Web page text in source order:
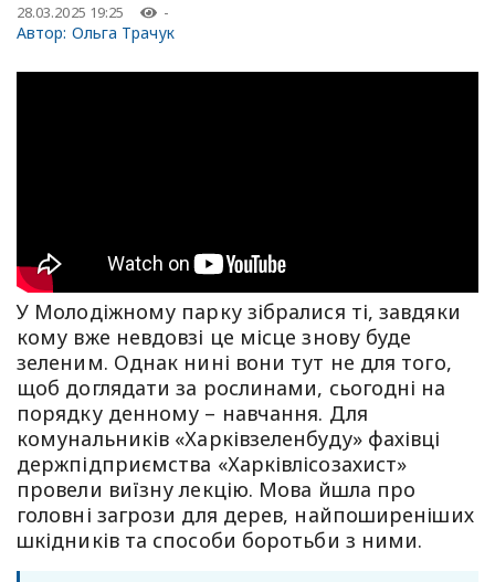
28.03.2025 19:25 -
Автор: Ольга Трачук
У Молодіжному парку зібралися ті, завдяки
кому вже невдовзі це місце знову буде
зеленим. Однак нині вони тут не для того,
щоб доглядати за рослинами, сьогодні на
порядку денному – навчання. Для
комунальників «Харківзеленбуду» фахівці
держпідприємства «Харківлісозахист»
провели виїзну лекцію. Мова йшла про
головні загрози для дерев, найпоширеніших
шкідників та способи боротьби з ними.